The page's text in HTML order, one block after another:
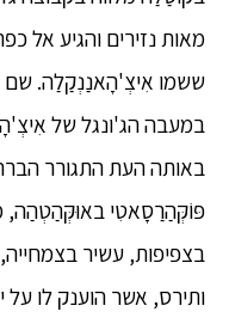
מאות נזירים והגיע אל
ששמו אִיצְ'הָאנַנְקַלַה.
במעבה הג'ונגל של
באותה העת התגורר
פּוֹקְּהַרַסָאטִי באוּקְּהַטְהַה,
בצפיפות, עשיר
ותירס, אשר הוענק לו על